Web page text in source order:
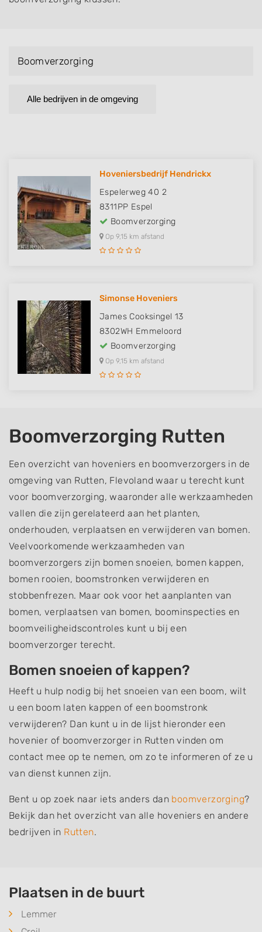
Boomverzorging
Alle bedrijven in de omgeving
Hoveniersbedrijf Hendrickx
Espelerweg 40 2
8311PP Espel
Boomverzorging
Op 9,15 km afstand
Simonse Hoveniers
James Cooksingel 13
8302WH Emmeloord
Boomverzorging
Op 9,15 km afstand
Boomverzorging Rutten
Een overzicht van hoveniers en boomverzorgers in de
omgeving van Rutten, Flevoland waar u terecht kunt
voor boomverzorging, waaronder alle werkzaamheden
vallen die zijn gerelateerd aan het planten,
onderhouden, verplaatsen en verwijderen van bomen.
Veelvoorkomende werkzaamheden van
boomverzorgers zijn bomen snoeien, bomen kappen,
bomen rooien, boomstronken verwijderen en
stobbenfrezen. Maar ook voor het aanplanten van
bomen, verplaatsen van bomen, boominspecties en
boomveiligheidscontroles kunt u bij een
boomverzorger terecht.
Bomen snoeien of kappen?
Heeft u hulp nodig bij het snoeien van een boom, wilt
u een boom laten kappen of een boomstronk
verwijderen? Dan kunt u in de lijst hieronder een
hovenier of boomverzorger in Rutten vinden om
contact mee op te nemen, om zo te informeren of ze u
van dienst kunnen zijn.
Bent u op zoek naar iets anders dan boomverzorging?
Bekijk dan het overzicht van alle hoveniers en andere
bedrijven in Rutten.
Plaatsen in de buurt
Lemmer